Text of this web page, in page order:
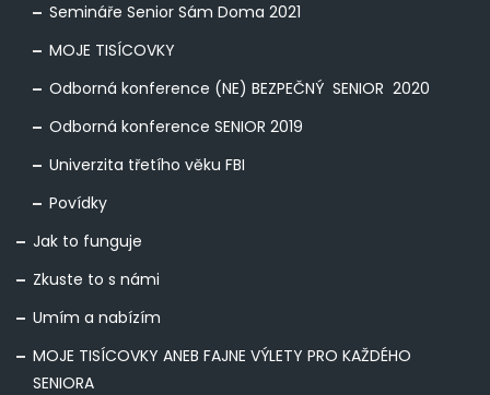
Semináře Senior Sám Doma 2021
MOJE TISÍCOVKY
Odborná konference (NE) BEZPEČNÝ SENIOR 2020
Odborná konference SENIOR 2019
Univerzita třetího věku FBI
Povídky
Jak to funguje
Zkuste to s námi
Umím a nabízím
MOJE TISÍCOVKY ANEB FAJNE VÝLETY PRO KAŽDÉHO
SENIORA